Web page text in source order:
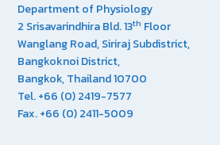
Department of Physiology
2 Srisavarindhira Bld. 13th Floor
Wanglang Road, Siriraj Subdistrict,
Bangkoknoi District,
Bangkok, Thailand 10700
Tel. +66 (0) 2419-7577
Fax. +66 (0) 2411-5009